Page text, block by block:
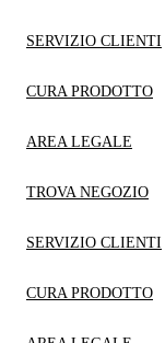
SERVIZIO CLIENTI
CURA PRODOTTO
AREA LEGALE
TROVA NEGOZIO
SERVIZIO CLIENTI
CURA PRODOTTO